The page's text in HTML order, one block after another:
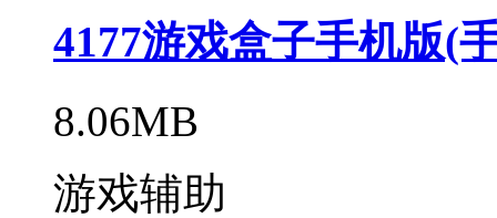
4177游戏盒子手机版(
8.06MB
游戏辅助